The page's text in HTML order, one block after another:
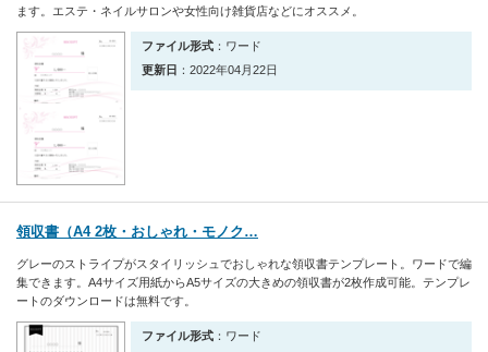
ます。エステ・ネイルサロンや女性向け雑貨店などにオススメ。
ファイル形式 ：ワード
更新日 ：2022年04月22日
領収書（A4 2枚・おしゃれ・モノク…
グレーのストライプがスタイリッシュでおしゃれな領収書テンプレート。ワードで編
集できます。A4サイズ用紙からA5サイズの大きめの領収書が2枚作成可能。テンプレ
ートのダウンロードは無料です。
ファイル形式 ：ワード